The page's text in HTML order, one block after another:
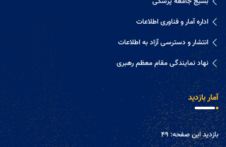
اداره آمار و فناوری اطلاعات
انتشار و دسترسی آزاد به اطلاعات
نهاد نمایندگی مقام معظم رهبری
آمار بازدید
بازدید این صفحه:49